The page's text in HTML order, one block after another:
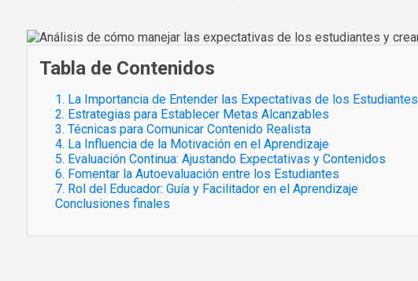
Tabla de Contenidos
1. La Importancia de Entender las Expectativas de los Estudiantes
2. Estrategias para Establecer Metas Alcanzables
3. Técnicas para Comunicar Contenido Realista
4. La Influencia de la Motivación en el Aprendizaje
5. Evaluación Continua: Ajustando Expectativas y Contenidos
6. Fomentar la Autoevaluación entre los Estudiantes
7. Rol del Educador: Guía y Facilitador en el Aprendizaje
Conclusiones finales